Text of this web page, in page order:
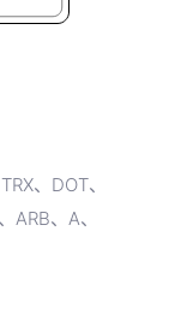
、DOT、
ARB、A、